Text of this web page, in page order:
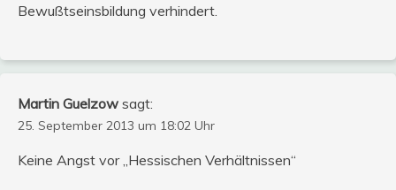
Bewußtseinsbildung verhindert.
Martin Guelzow sagt:
25. September 2013 um 18:02 Uhr
Keine Angst vor „Hessischen Verhältnissen“